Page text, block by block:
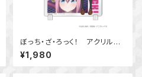
ぼっち・ざ・ろっく！ アクリルス
タンドボード 後藤 ひとり
¥1,980